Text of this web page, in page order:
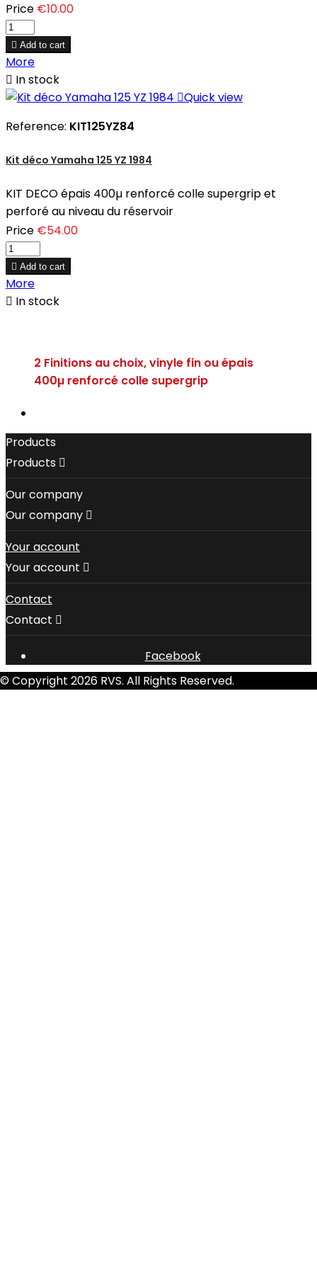
Price €10.00
 Add to cart
More
 In stock
Quick view
Reference: KIT125YZ84
Kit déco Yamaha 125 YZ 1984
KIT DECO épais 400µ renforcé colle supergrip et
perforé au niveau du réservoir
Price €54.00
 Add to cart
More
 In stock
2 Finitions au choix, vinyle fin ou épais
400µ renforcé colle supergrip
Products
Products 
Our company
Our company 
Your account
Your account 
Contact
Contact 
Facebook
© Copyright 2026 RVS. All Rights Reserved.